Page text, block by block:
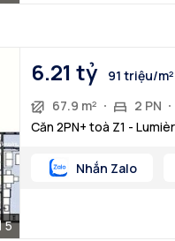
5
6.21 tỷ
91 triệu/m²
67.9 m²
2 PN
Căn 2PN+ toà Z1 -
Nhắn Zalo